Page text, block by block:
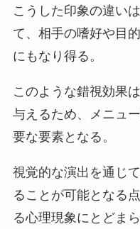
こうした印象の違い
て、相手の嗜好や目
にもなり得る。
このような錯視効果
与えるため、メニュ
要な要素となる。
視覚的な演出を通じ
ることが可能となる
る心理現象にとどま